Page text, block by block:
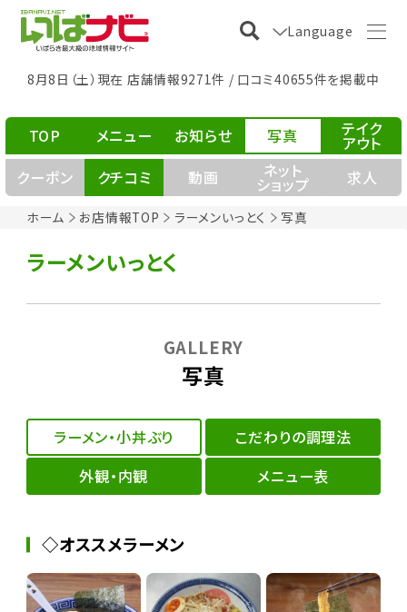
Language
8月8日（土）現在 店舗情報9271件 / 口コミ40655件を掲載中
ホーム お店情報TOP ラーメンいっとく 写真
TOP メニュー お知らせ 写真 テイク
アウト
クーポン
クチコミ 動画 ネット
ショップ 求人
ラーメンいっとく
写真
GALLERY
ラーメン・小丼ぶり
こだわりの調理法
外観・内観
メニュー表
◇オススメラーメン